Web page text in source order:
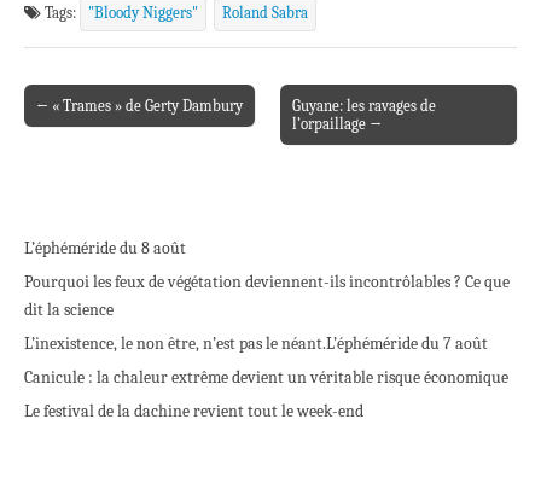
Tags: "Bloody Niggers" Roland Sabra
Post navigation
← « Trames » de Gerty Dambury
Guyane: les ravages de
l’orpaillage →
L’éphéméride du 8 août
Pourquoi les feux de végétation deviennent-ils incontrôlables ? Ce que
dit la science
L’inexistence, le non être, n’est pas le néant.L’éphéméride du 7 août
Canicule : la chaleur extrême devient un véritable risque économique
Le festival de la dachine revient tout le week-end